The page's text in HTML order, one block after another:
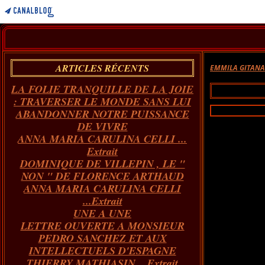
ARTICLES RÉCENTS
LA FOLIE TRANQUILLE DE LA JOIE
: TRAVERSER LE MONDE SANS LUI
ABANDONNER NOTRE PUISSANCE
DE VIVRE
ANNA MARIA CARULINA CELLI ...
Extrait
DOMINIQUE DE VILLEPIN , LE "
NON " DE FLORENCE ARTHAUD
ANNA MARIA CARULINA CELLI
...Extrait
UNE A UNE
LETTRE OUVERTE A MONSIEUR
PEDRO SANCHEZ ET AUX
INTELLECTUELS D'ESPAGNE
EMMILA GITANA